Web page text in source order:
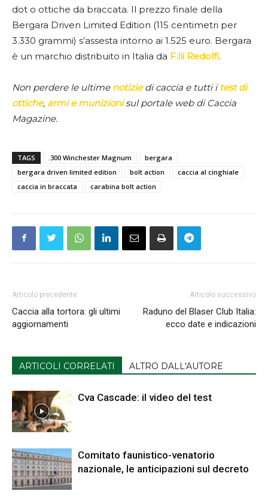
dot o ottiche da braccata. Il prezzo finale della
Bergara Driven Limited Edition (115 centimetri per
3.330 grammi) s’assesta intorno ai 1.525 euro. Bergara
è un marchio distribuito in Italia da F.lli Redolfi.
Non perdere le ultime notiziedi caccia e tutti i test di
ottiche, armi e munizionisul portale web di Caccia
Magazine.
TAGS .300 Winchester Magnum
bergara
bergara driven limited edition
bolt action
caccia al cinghiale
caccia in braccata
carabina bolt action
Articolo precedente
Caccia alla tortora: gli ultimi
aggiornamenti
Articolo successivo
Raduno del Blaser Club Italia:
ecco date e indicazioni
ARTICOLI CORRELATI ALTRO DALL'AUTORE
Cva Cascade: il video del test
Comitato faunistico-venatorio
nazionale, le anticipazioni sul decreto